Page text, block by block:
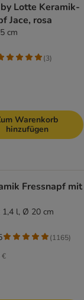
Lotte Keramik-
Jace, rosa
cm
(3)
Warenkorb
hinzufügen
Fressnapf mit
1,4 l, Ø 20 cm
€
(1165)